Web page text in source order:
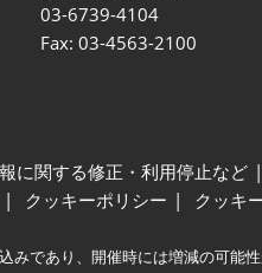
03-6739-4104
Fax: 03-4563-2100
に関する修正・利用停止など
クッキーポリシー クッキ
であり、開催時には増減の可能性